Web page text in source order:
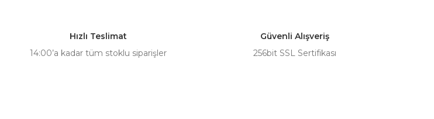
Hızlı Teslimat
14:00’a kadar tüm stoklu siparişler
Güvenli Alışveriş
256bit SSL Sertifikası